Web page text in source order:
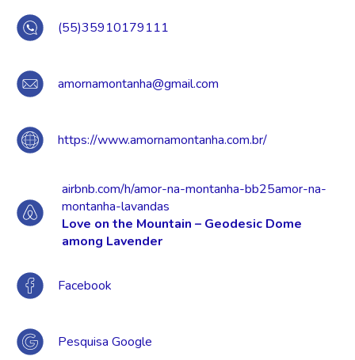
(55)35910179111
amornamontanha@gmail.com
https://www.amornamontanha.com.br/
airbnb.com/h/amor-na-montanha-bb25amor-na-
montanha-lavandas
Love on the Mountain – Geodesic Dome
among Lavender
Facebook
Pesquisa Google